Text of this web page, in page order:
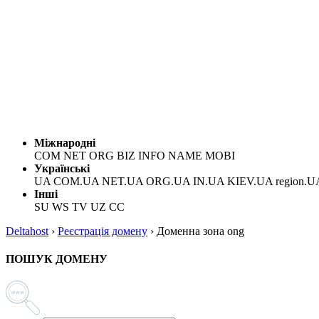
Міжнародні
COM NET ORG BIZ INFO NAME MOBI
Українські
UA COM.UA NET.UA ORG.UA IN.UA KIEV.UA
Інші
SU WS TV UZ CC
Deltahost › Реєстрація домену › Доменна зона ong
ПОШУК ДОМЕНУ